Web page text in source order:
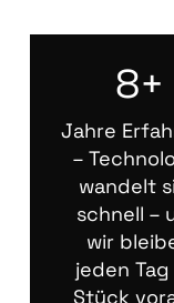
8+
Jahre
–
wandelt
schnell –
wir
jeden
Stück